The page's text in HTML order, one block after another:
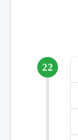
22